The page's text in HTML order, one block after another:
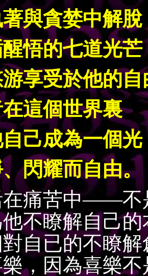
與貪婪中解脫
悟的七道光芒
享受於他的自
這個世界裏
己成為一個光
耀而自由。
苦中——不是
不瞭解自己
自已的不瞭
，因為喜樂